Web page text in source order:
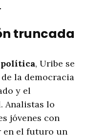
truncada
, Uribe se
la democracia
y el
Analistas lo
jóvenes con
en el futuro un